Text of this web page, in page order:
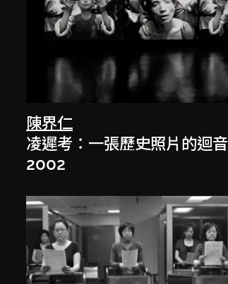
陳界仁
凌遲考：一張歷史照片的迴音
2002